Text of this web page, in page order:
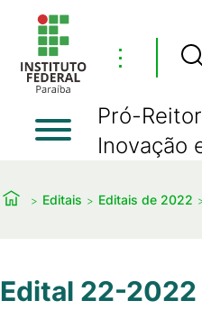
⋮
Pró-
Inovação
Editais Editais de 2022
Edital 22-2022